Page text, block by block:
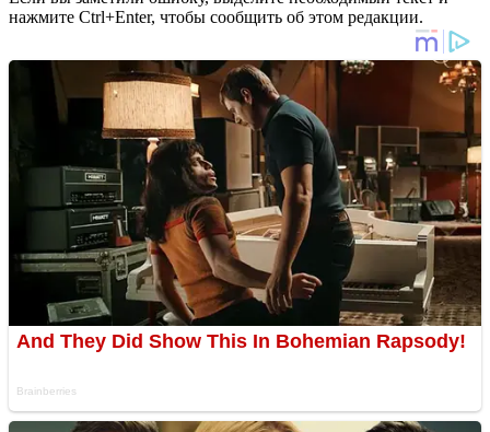
нажмите Ctrl+Enter, чтобы сообщить об этом редакции.